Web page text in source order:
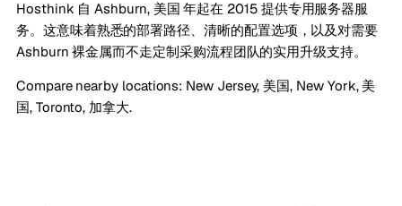
Hosthink 自 Ashburn, 美国 年起在 2015 提供专用服务器服
务。这意味着熟悉的部署路径、清晰的配置选项，以及对需要
Ashburn 裸金属而不走定制采购流程团队的实用升级支持。
Compare nearby locations: New Jersey, 美国, New York, 美
国, Toronto, 加拿大.